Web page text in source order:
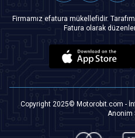
Firmamız efatura mükellefidir.
Fatura olarak
Copyright 2025© Motorobit.com -
Anonim